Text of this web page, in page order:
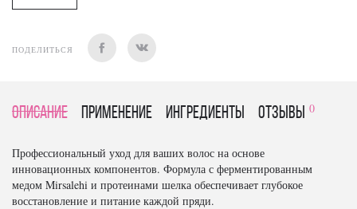
ПОДЕЛИТЬСЯ
Описание Применение Ингредиенты отзывы 0
Профессиональный уход для ваших волос на основе
инновационных компонентов. Формула с ферментированным
медом Mirsalehi и протеинами шелка обеспечивает глубокое
восстановление и питание каждой пряди.